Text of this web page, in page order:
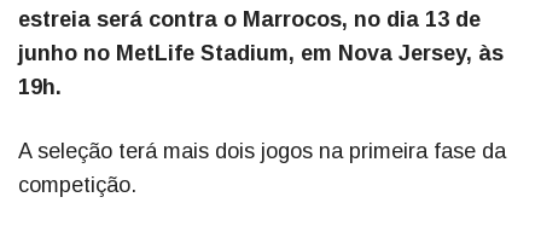
estreia será contra o Marrocos, no dia 13 de
junho no MetLife Stadium, em Nova Jersey, às
19h.
A seleção terá mais dois jogos na primeira fase da
competição.